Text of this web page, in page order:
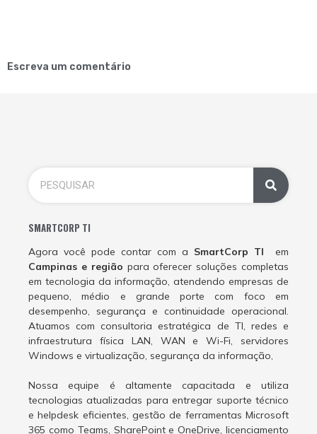
Escreva um comentário
SMARTCORP TI
Agora você pode contar com a SmartCorp TI em
Campinas e região para oferecer soluções completas
em tecnologia da informação, atendendo empresas de
pequeno, médio e grande porte com foco em
desempenho, segurança e continuidade operacional.
Atuamos com consultoria estratégica de TI, redes e
infraestrutura física LAN, WAN e Wi-Fi, servidores
Windows e virtualização, segurança da informação,
Nossa equipe é altamente capacitada e utiliza
tecnologias atualizadas para entregar suporte técnico
e helpdesk eficientes, gestão de ferramentas Microsoft
365 como Teams, SharePoint e OneDrive, licenciamento